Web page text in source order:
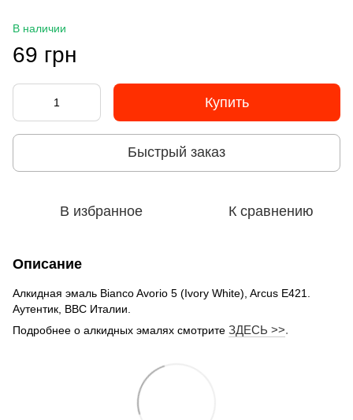
В наличии
69 грн
Купить
Быстрый заказ
В избранное К сравнению
Описание
Алкидная эмаль Bianco Avorio 5 (Ivory White), Arcus E421.
Аутентик, ВВС Италии.
Подробнее о алкидных эмалях смотрите ЗДЕСЬ >>.